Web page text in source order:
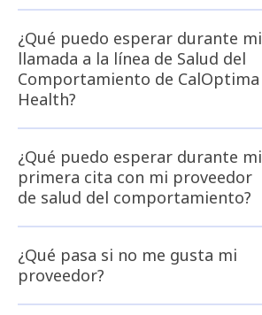
¿Qué puedo esperar durante mi
llamada a la línea de Salud del
Comportamiento de CalOptima
Health?
¿Qué puedo esperar durante mi
primera cita con mi proveedor
de salud del comportamiento?
¿Qué pasa si no me gusta mi
proveedor?